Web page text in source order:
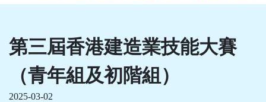
第三屆香港建造業技能大賽
（青年組及初階組）
2025-03-02